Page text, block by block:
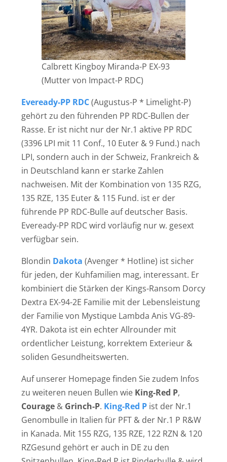
Calbrett Kingboy Miranda-P EX-93
(Mutter von Impact-P RDC)
Eveready-PP RDC(Augustus-P * Limelight-P)
gehört zu den führenden PP RDC-Bullen der
Rasse. Er ist nicht nur der Nr.1 aktive PP RDC
(3396 LPI mit 11 Conf., 10 Euter & 9 Fund.) nach
LPI, sondern auch in der Schweiz, Frankreich &
in Deutschland kann er starke Zahlen
nachweisen. Mit der Kombination von 135 RZG,
135 RZE, 135 Euter & 115 Fund. ist er der
führende PP RDC-Bulle auf deutscher Basis.
Eveready-PP RDC wird vorläufig nur w. gesext
verfügbar sein.
Blondin Dakota (Avenger * Hotline) ist sicher
für jeden, der Kuhfamilien mag, interessant. Er
kombiniert die Stärken der Kings-Ransom Dorcy
Dextra EX-94-2E Familie mit der Lebensleistung
der Familie von Mystique Lambda Anis VG-89-
4YR. Dakota ist ein echter Allrounder mit
ordentlicher Leistung, korrektem Exterieur &
soliden Gesundheitswerten.
Auf unserer Homepage finden Sie zudem Infos
zu weiteren neuen Bullen wie King-Red P,
Courage & Grinch-P. King-Red P ist der Nr.1
Genombulle in Italien für PFT & der Nr.1 P R&W
in Kanada. Mit 155 RZG, 135 RZE, 122 RZN & 120
RZGesund gehört er auch in DE zu den